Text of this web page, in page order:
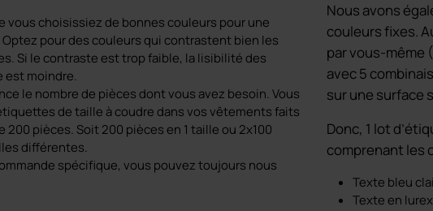
vous choisissiez de bonnes couleurs pour une
pour des couleurs qui contrastent bien les
Si le contraste est trop faible, la lisibilité des
est moindre.
le nombre de pièces dont vous avez besoin. Vous
de taille à coudre dans vos vêtements faits
200 pièces. Soit 200 pièces en 1 taille ou 2x100
différentes.
spécifique, vous pouvez toujours nous
Nous avons
couleurs fixes.
par vous-même
avec 5
sur une surface
Donc, 1 lot
comprenant les
Texte bleu
Texte en